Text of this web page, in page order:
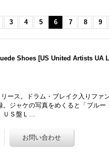
3 4 5 6 7 8 9
Shoes [US United Artists UA
ース。ドラム・ブレイク入りファ
。ジャケの写真をめくると「ブル
ＵＳ盤Ｌ…